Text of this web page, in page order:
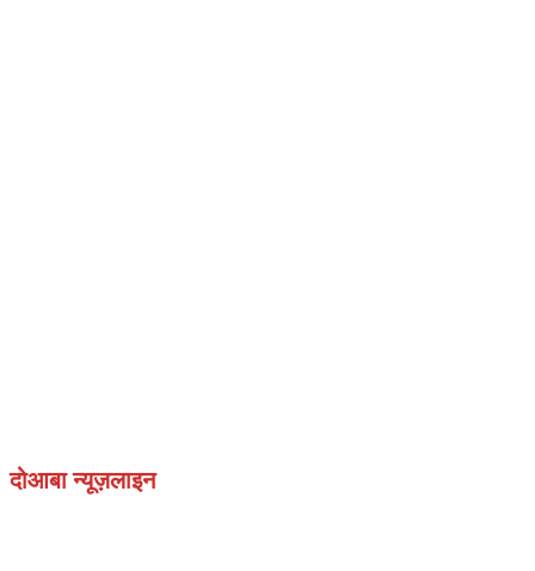
दोआबा न्यूज़लाइन